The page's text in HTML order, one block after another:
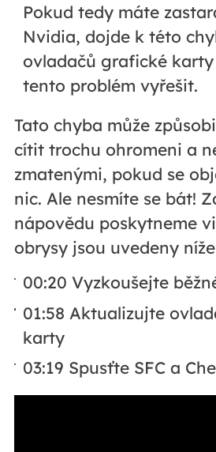
Pokud tedy máte
Nvidia, dojde k této
ovladačů grafické
tento problém vyřešit.
Tato chyba může
cítit trochu ohromeni a
zmatenými, pokud se
nic. Ale nesmíte se bát!
nápovědu poskytneme
obrysy jsou uvedeny
00:20 Vyzkoušejte
01:58 Aktualizujte
karty
03:19 Spusťte SFC a